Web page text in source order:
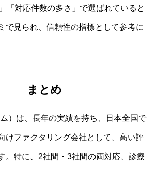
「対応件数の多さ」で選ばれていると
で見られ、信頼性の指標として参考に
まとめ
）は、長年の実績を持ち、日本全国で
けファクタリング会社として、高い評
。特に、2社間・3社間の両対応、診療